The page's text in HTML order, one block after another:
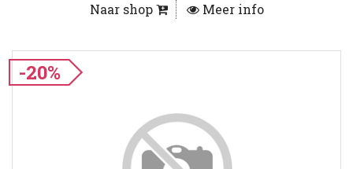
Naar shop Meer info
-20%